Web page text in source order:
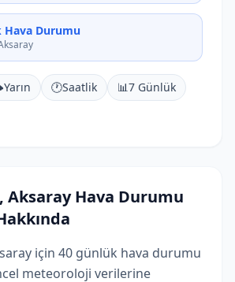
Hava Durumu
Yarın 🕐Saatlik 📊7 Günlük
Aksaray Hava Durumu
için 40 günlük hava durumu
meteoroloji verilerine